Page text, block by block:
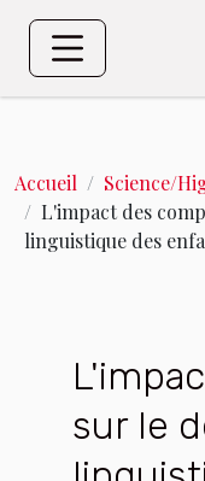
Accueil
Science/
L'impact des
linguistique des
sur le